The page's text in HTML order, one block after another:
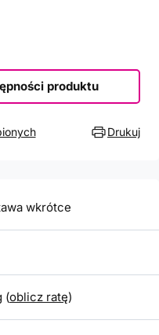
produktu
Drukuj
wkrótce
(oblicz ratę)